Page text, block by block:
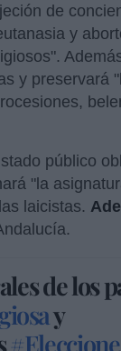
de
y
y preservará
público
"la
laicistas.
de los
y